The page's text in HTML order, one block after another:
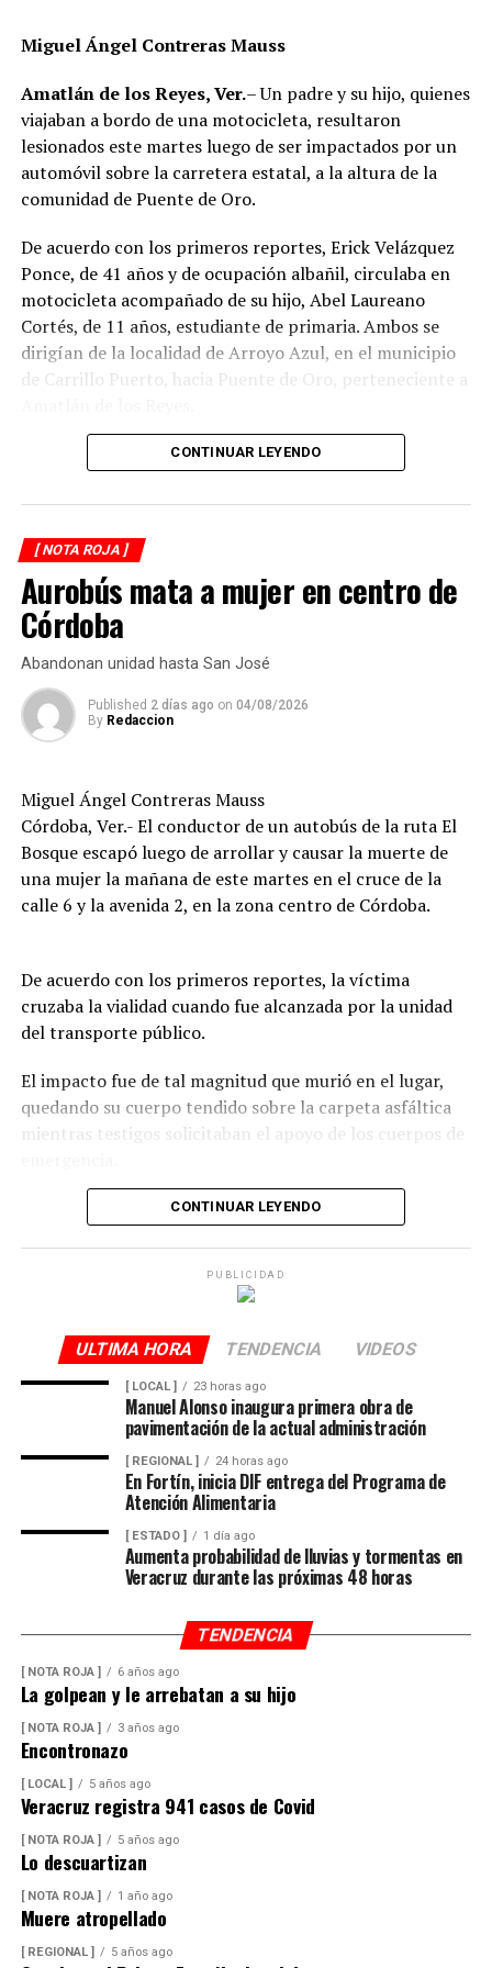
provocado por una falla mecánica, un cortocircuito o
algún otro factor, por lo que serán las investigaciones
correspondientes las que determinen el origen del
siniestro.
Miguel Ángel Contreras Mauss
Amatlán de los Reyes, Ver.– Un padre y su hijo, quienes
viajaban a bordo de una motocicleta, resultaron
lesionados este martes luego de ser impactados por un
automóvil sobre la carretera estatal, a la altura de la
comunidad de Puente de Oro.
De acuerdo con los primeros reportes, Erick Velázquez
Ponce, de 41 años y de ocupación albañil, circulaba en
motocicleta acompañado de su hijo, Abel Laureano
Cortés, de 11 años, estudiante de primaria. Ambos se
dirigían de la localidad de Arroyo Azul, en el municipio
de Carrillo Puerto, hacia Puente de Oro, perteneciente a
El accidente ocurrió cuando, presuntamente, un
impactó por alcance, provocando que ambos cayeran
sobre la carpeta asfáltica.
Testigos solicitaron el apoyo de los cuerpos de
emergencia, quienes brindaron atención prehospitalaria
a los lesionados y los trasladaron a un hospital para su
valoración médica.
De acuerdo con versiones recabadas en el lugar, el
conductor del automóvil permaneció en el sitio tras el
diligencias correspondientes para determinar las causas
del accidente y el deslinde de responsabilidades.
CONTINUAR LEYENDO
[ NOTA ROJA ]
Aurobús mata a mujer en centro de
Córdoba
Abandonan unidad hasta San José
Published 2 días ago on 04/08/2026
By Redaccion
Miguel Ángel Contreras Mauss
Córdoba, Ver.- El conductor de un autobús de la ruta El
Bosque escapó luego de arrollar y causar la muerte de
una mujer la mañana de este martes en el cruce de la
calle 6 y la avenida 2, en la zona centro de Córdoba.
De acuerdo con los primeros reportes, la víctima
cruzaba la vialidad cuando fue alcanzada por la unidad
del transporte público.
El impacto fue de tal magnitud que murió en el lugar,
quedando su cuerpo tendido sobre la carpeta asfáltica
mientras testigos solicitaban el apoyo de los cuerpos de
movilizó a corporaciones de seguridad para tratar de
Minutos después, el autobús fue encontrado
abandonado en el cruce de la calle 26 y la avenida 9, en
la colonia San José, donde quedó bajo resguardo de las
autoridades como parte de las investigaciones.
Elementos de la Policía Municipal y Estatal acordonaron
el área del accidente para preservar los indicios, en
tanto personal de Tránsito Municipal realizó las
primeras diligencias para establecer la mecánica del
Peritos de la Fiscalía General del Estado y agentes de la
Policía Ministerial llevaron a cabo el procesamiento de
la escena y ordenaron el levantamiento del cuerpo, que
fue trasladado al Servicio Médico Forense (Semefo),
La unidad involucrada fue asegurada y puesta a
disposición de la autoridad ministerial, que integró la
carpeta de investigación correspondiente para localizar
CONTINUAR LEYENDO
PUBLICIDAD
ULTIMA HORA TENDENCIA VIDEOS
[ LOCAL ] 23 horas ago
Manuel Alonso inaugura primera obra de
pavimentación de la actual administración
[ REGIONAL ] 24 horas ago
En Fortín, inicia DIF entrega del Programa de
Atención Alimentaria
[ ESTADO ] 1 día ago
Aumenta probabilidad de lluvias y tormentas en
Veracruz durante las próximas 48 horas
TENDENCIA
[ NOTA ROJA ] 6 años ago
La golpean y le arrebatan a su hijo
[ NOTA ROJA ] 3 años ago
Encontronazo
[ LOCAL ] 5 años ago
Veracruz registra 941 casos de Covid
[ NOTA ROJA ] 5 años ago
Lo descuartizan
[ NOTA ROJA ] 1 año ago
Muere atropellado
[ REGIONAL ] 5 años ago